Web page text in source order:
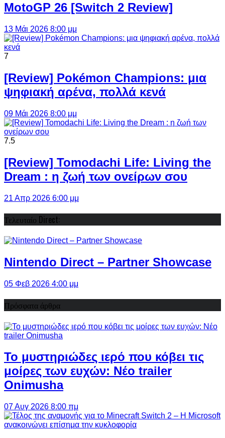
MotoGP 26 [Switch 2 Review]
13 Μάι 2026 8:00 μμ
7
[Review] Pokémon Champions: μια
ψηφιακή αρένα, πολλά κενά
09 Μάι 2026 8:00 μμ
7.5
[Review] Tomodachi Life: Living the
Dream : η ζωή των ονείρων σου
21 Απρ 2026 6:00 μμ
Τελευταίο Direct:
Nintendo Direct – Partner Showcase
05 Φεβ 2026 4:00 μμ
Πρόσφατα άρθρα
Το μυστηριώδες ιερό που κόβει τις
μοίρες των ευχών: Νέο trailer
Onimusha
07 Αυγ 2026 8:00 πμ